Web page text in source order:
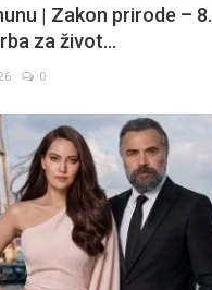
| Zakon prirode – 8.
za život...
0